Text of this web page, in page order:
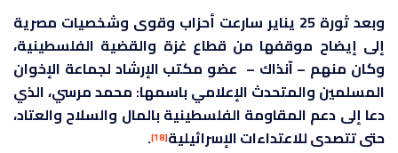
وبعد ثورة 25 يناير سارعت أحزاب وقوى وشخصيات مصرية
إلى إيضاح موقفها من قطاع غزة والقضية الفلسطينية،
وكان منهم – آنذاك – عضو مكتب الإرشاد لجماعة الإخوان
المسلمين والمتحدث الإعلامي باسمها: محمد مرسي، الذي
دعا إلى دعم المقاومة الفلسطينية بالمال والسلاح والعتاد،
حتى تتصدى للاعتداءات الإسرائيلية[18]
.